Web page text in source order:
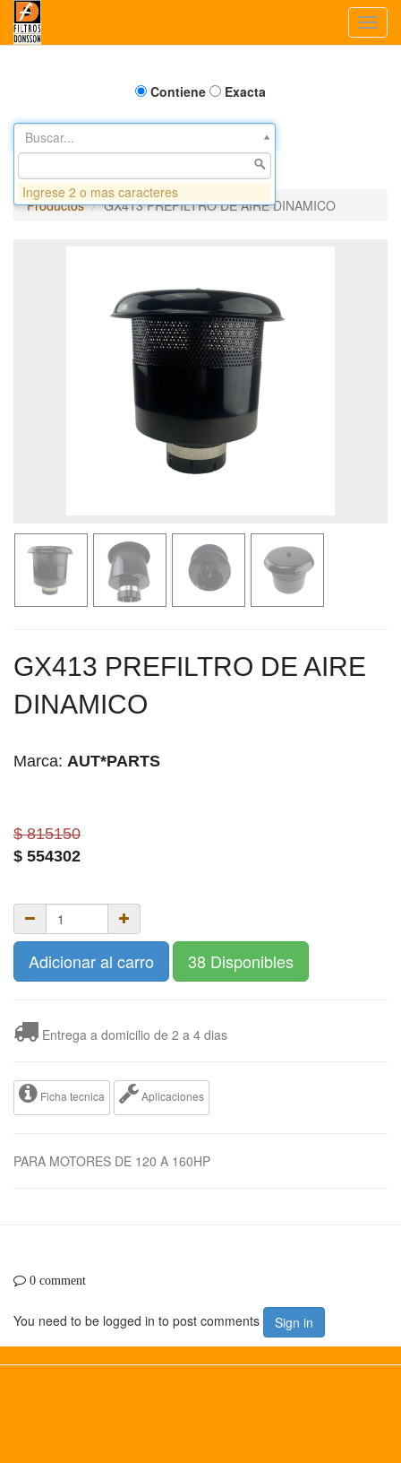
Contiene Exacta
Buscar...
Productos GX413 PREFILTRO DE AIRE DINAMICO
GX413 PREFILTRO DE AIRE
DINAMICO
Marca: AUT*PARTS
$ 815150
$ 554302
Adicionar al carro 38 Disponibles
Entrega a domicilio de 2 a 4 dias
Ficha tecnica Aplicaciones
PARA MOTORES DE 120 A 160HP
0 comment
You need to be logged in to post comments Sign in
Ingrese 2 o mas caracteres